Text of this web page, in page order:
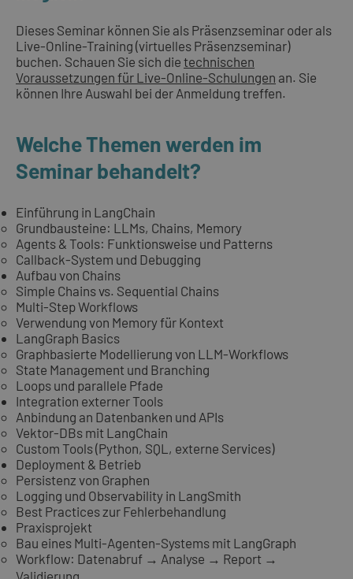
Dieses Seminar können Sie als Präsenzseminar oder als
Live-Online-Training (virtuelles Präsenzseminar)
buchen. Schauen Sie sich die technischen
Voraussetzungen für Live-Online-Schulungen an. Sie
können Ihre Auswahl bei der Anmeldung treffen.
Welche Themen werden im
Seminar behandelt?
Einführung in LangChain
Grundbausteine: LLMs, Chains, Memory
Agents & Tools: Funktionsweise und Patterns
Callback-System und Debugging
Aufbau von Chains
Simple Chains vs. Sequential Chains
Multi-Step Workflows
Verwendung von Memory für Kontext
LangGraph Basics
Graphbasierte Modellierung von LLM-Workflows
State Management und Branching
Loops und parallele Pfade
Integration externer Tools
Anbindung an Datenbanken und APIs
Vektor-DBs mit LangChain
Custom Tools (Python, SQL, externe Services)
Deployment & Betrieb
Persistenz von Graphen
Logging und Observability in LangSmith
Best Practices zur Fehlerbehandlung
Praxisprojekt
Bau eines Multi-Agenten-Systems mit LangGraph
Workflow: Datenabruf → Analyse → Report →